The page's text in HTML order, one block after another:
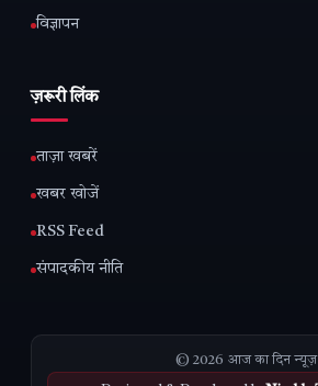
विज्ञापन
ज़रूरी लिंक
ताज़ा खबरें
खबर खोजें
RSS Feed
संपादकीय नीति
© 2026 आज का दिन न्यूज़